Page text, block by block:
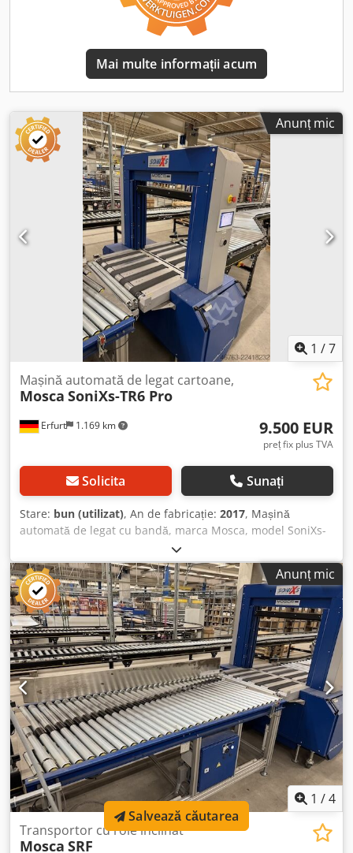
Mai multe informații acum
Anunț mic
1 /7
Erfurt 1.169 km
Mașină automată de legat cartoane,
Mosca SoniXs-TR6 Pro
9.500 EUR
preț fix plus TVA
Solicita Sunați
Stare: bun (utilizat), An de fabricație: 2017, Mașină
automată de legat cu bandă, marca Mosca, model SoniXs-
TR6 Pro – folosită: Preț, franco la locul de depozitare: doar
9.500 € (fără TVA), franco la locul de depozitare!
Producător: Mosca Model: SoniXs-TR6 Pro Anul de
fabricație: 2017 Dcsdpfxszpf H Eo Aqijk Număr de serie:
112921 1L+N+PE, 50-60 Hz, 100-240 V, 3,00 - 1,25 A, max.
16 A Stare: bună, Disponibilitate: începând cu sfârșitul
lunii octombrie 2026 (aproximativ) Locație: zona Erfurt
Anunț mic
1 /4
Transportor cu role înclinat
Mosca SRF
Salvează căutarea